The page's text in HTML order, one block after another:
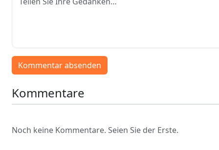
Kommentar absenden
Kommentare
Noch keine Kommentare. Seien Sie der Erste.